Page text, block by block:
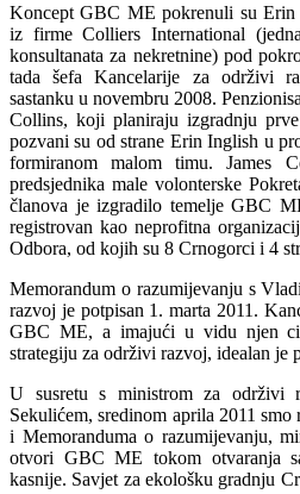
Koncept GBC ME pokrenuli su
iz firme Colliers International
konsultanata za nekretnine) pod
tada šefa Kancelarije za održivi
sastanku u novembru 2008.
Collins, koji planiraju izgradnju
pozvani su od strane Erin Inglish u
formiranom malom timu. James
predsjednika male volonterske
članova je izgradilo temelje GBC
registrovan kao neprofitna
Odbora, od kojih su 8 Crnogorci i 4
Memorandum o razumijevanju s
razvoj je potpisan 1. marta 2011.
GBC ME, a imajući u vidu njen
strategiju za održivi razvoj, idealan je
U susretu s ministrom za održivi
Sekulićem, sredinom aprila 2011
i Memoranduma o razumijevanju,
otvori GBC ME tokom otvaranja
kasnije. Savjet za ekološku gradnju